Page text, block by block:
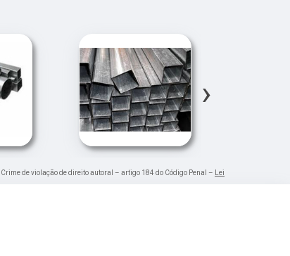
›
de violação de direito autoral – artigo 184 do Código Penal –
Lei